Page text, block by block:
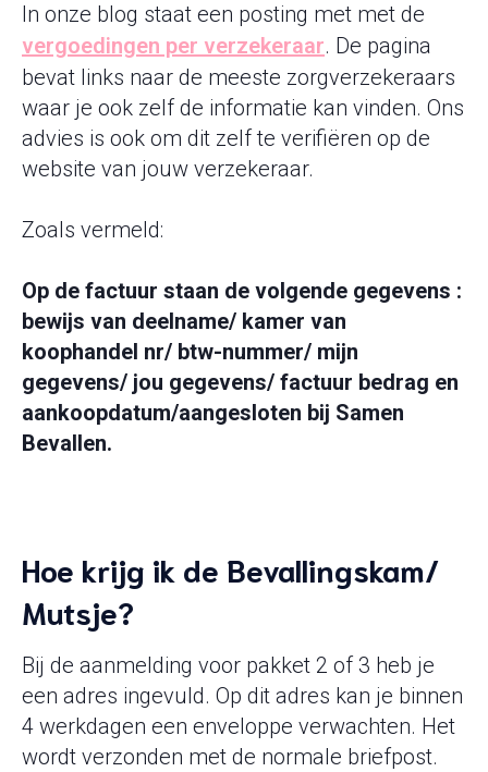
In onze blog staat een posting met met de
vergoedingen per verzekeraar. De pagina
bevat links naar de meeste zorgverzekeraars
waar je ook zelf de informatie kan vinden. Ons
advies is ook om dit zelf te verifiëren op de
website van jouw verzekeraar.
Zoals vermeld:
Op de factuur staan de volgende gegevens :
bewijs van deelname/ kamer van
koophandel nr/ btw-nummer/ mijn
gegevens/ jou gegevens/ factuur bedrag en
aankoopdatum/aangesloten bij Samen
Bevallen.
Hoe krijg ik de Bevallingskam/
Mutsje?
Bij de aanmelding voor pakket 2 of 3 heb je
een adres ingevuld. Op dit adres kan je binnen
4 werkdagen een enveloppe verwachten. Het
wordt verzonden met de normale briefpost.